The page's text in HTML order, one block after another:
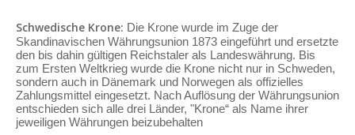
Schwedische Krone: Die Krone wurde im Zuge der
Skandinavischen Währungsunion 1873 eingeführt und ersetzte
den bis dahin gültigen Reichstaler als Landeswährung. Bis
zum Ersten Weltkrieg wurde die Krone nicht nur in Schweden,
sondern auch in Dänemark und Norwegen als offizielles
Zahlungsmittel eingesetzt. Nach Auflösung der Währungsunion
entschieden sich alle drei Länder, "Krone“ als Name ihrer
jeweiligen Währungen beizubehalten